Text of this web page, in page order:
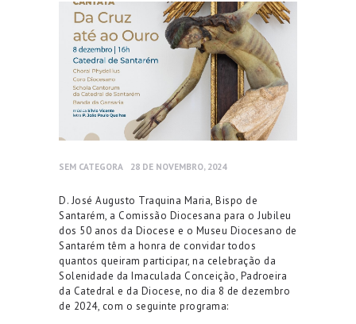
SEM CATEGORA 28 DE NOVEMBRO, 2024
D. José Augusto Traquina Maria, Bispo de
Santarém, a Comissão Diocesana para o Jubileu
dos 50 anos da Diocese e o Museu Diocesano de
Santarém têm a honra de convidar todos
quantos queiram participar, na celebração da
Solenidade da Imaculada Conceição, Padroeira
da Catedral e da Diocese, no dia 8 de dezembro
de 2024, com o seguinte programa: